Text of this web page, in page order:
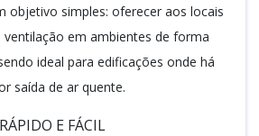
objetivo simples: oferecer aos locais
em ambientes de forma
ideal para edificações onde há
saída de ar quente.
E FÁCIL